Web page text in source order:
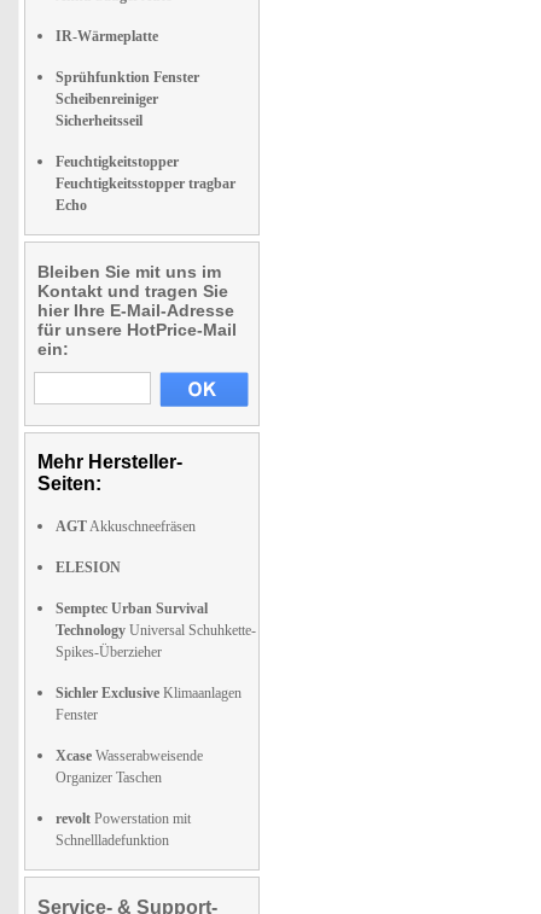
IR-Wärmeplatte
Sprühfunktion Fenster
Scheibenreiniger
Sicherheitsseil
Feuchtigkeitstopper
Feuchtigkeitsstopper tragbar
Echo
Bleiben Sie mit uns im
Kontakt und tragen Sie
hier Ihre E-Mail-Adresse
für unsere HotPrice-Mail
ein:
Mehr Hersteller-
Seiten:
AGTAkkuschneefräsen
ELESION
Semptec Urban Survival
Technology Universal Schuhkette-
Spikes-Überzieher
Sichler Exclusive Klimaanlagen
Fenster
Xcase Wasserabweisende
Organizer Taschen
revolt Powerstation mit
Schnellladefunktion
Service- & Support-